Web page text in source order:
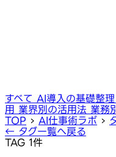
すべて AI導入の基礎整理
用 業界別の活用法 業務
TOP › AI仕事術ラボ ›
← タグ一覧へ戻る
TAG 1件